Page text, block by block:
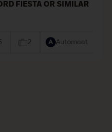
FIESTA OR SIMILAR
2 Automaat